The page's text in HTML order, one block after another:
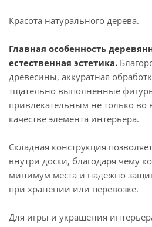
Красота натурального дерева.
Главная особенность
естественная эстетика.
древесины, аккуратная
тщательно выполненные
привлекательным не только во
качестве элемента интерьера.
Складная конструкция
внутри доски, благодаря чему
минимум места и надежно
при хранении или перевозке.
Для игры и украшения